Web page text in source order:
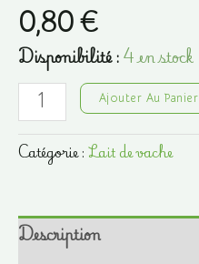
0,80€
Disponibilité :4 en stock
quantité
de
Riz
-
125g
Ajouter Au Panier
Catégorie :Lait de vache
Description